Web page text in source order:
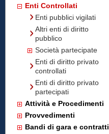
Enti Controllati
Enti pubblici vigilati
Altri enti di diritto
pubblico
Società partecipate
Enti di diritto privato
controllati
Enti di diritto privato
partecipati
Attività e Procedimenti
Provvedimenti
Bandi di gara e contratti